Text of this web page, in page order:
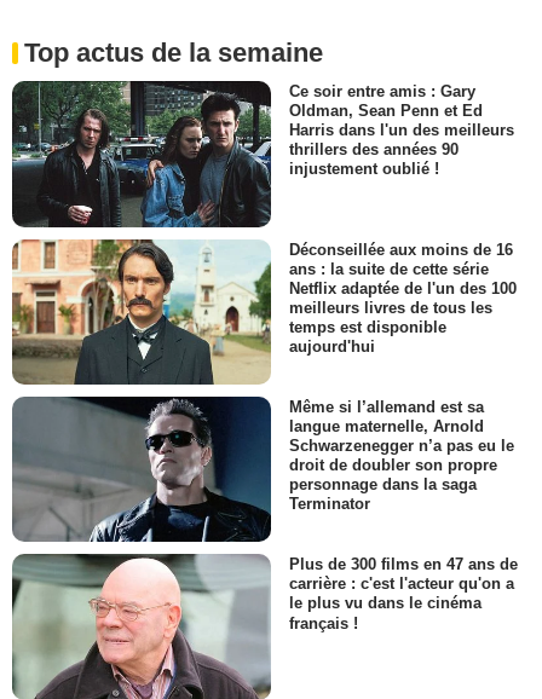
Top actus de la semaine
Ce soir entre amis : Gary
Oldman, Sean Penn et Ed
Harris dans l'un des meilleurs
thrillers des années 90
injustement oublié !
Déconseillée aux moins de 16
ans : la suite de cette série
Netflix adaptée de l'un des 100
meilleurs livres de tous les
temps est disponible
aujourd'hui
Même si l’allemand est sa
langue maternelle, Arnold
Schwarzenegger n’a pas eu le
droit de doubler son propre
personnage dans la saga
Terminator
Plus de 300 films en 47 ans de
carrière : c'est l'acteur qu'on a
le plus vu dans le cinéma
français !